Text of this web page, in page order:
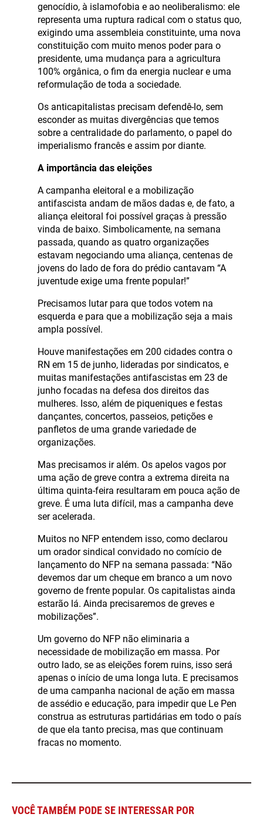
genocídio, à islamofobia e ao neoliberalismo: ele
representa uma ruptura radical com o status quo,
exigindo uma assembleia constituinte, uma nova
constituição com muito menos poder para o
presidente, uma mudança para a agricultura
100% orgânica, o fim da energia nuclear e uma
reformulação de toda a sociedade.
Os anticapitalistas precisam defendê-lo, sem
esconder as muitas divergências que temos
sobre a centralidade do parlamento, o papel do
imperialismo francês e assim por diante.
A importância das eleições
A campanha eleitoral e a mobilização
antifascista andam de mãos dadas e, de fato, a
aliança eleitoral foi possível graças à pressão
vinda de baixo. Simbolicamente, na semana
passada, quando as quatro organizações
estavam negociando uma aliança, centenas de
jovens do lado de fora do prédio cantavam “A
juventude exige uma frente popular!”
Precisamos lutar para que todos votem na
esquerda e para que a mobilização seja a mais
ampla possível.
Houve manifestações em 200 cidades contra o
RN em 15 de junho, lideradas por sindicatos, e
muitas manifestações antifascistas em 23 de
junho focadas na defesa dos direitos das
mulheres. Isso, além de piqueniques e festas
dançantes, concertos, passeios, petições e
panfletos de uma grande variedade de
organizações.
Mas precisamos ir além. Os apelos vagos por
uma ação de greve contra a extrema direita na
última quinta-feira resultaram em pouca ação de
greve. É uma luta difícil, mas a campanha deve
ser acelerada.
Muitos no NFP entendem isso, como declarou
um orador sindical convidado no comício de
lançamento do NFP na semana passada: “Não
devemos dar um cheque em branco a um novo
governo de frente popular. Os capitalistas ainda
estarão lá. Ainda precisaremos de greves e
mobilizações”.
Um governo do NFP não eliminaria a
necessidade de mobilização em massa. Por
outro lado, se as eleições forem ruins, isso será
apenas o início de uma longa luta. E precisamos
de uma campanha nacional de ação em massa
de assédio e educação, para impedir que Le Pen
construa as estruturas partidárias em todo o país
de que ela tanto precisa, mas que continuam
fracas no momento.
VOCÊ TAMBÉM PODE SE INTERESSAR POR